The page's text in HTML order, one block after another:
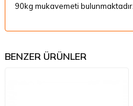
90kg mukavemeti bulunmaktadır.
BENZER ÜRÜNLER